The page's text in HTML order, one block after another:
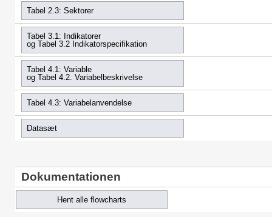
Tabel 2.3: Sektorer
Tabel 3.1: Indikatorer
og Tabel 3.2 Indikatorspecifikation
Tabel 4.1: Variable
og Tabel 4.2. Variabelbeskrivelse
Tabel 4.3: Variabelanvendelse
Datasæt
Dokumentationen